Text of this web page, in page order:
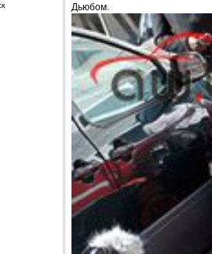
Дьюбом.